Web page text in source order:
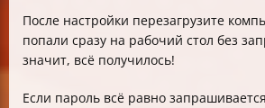
После настройки перезагрузите
попали сразу на рабочий стол без
значит, всё получилось!
Если пароль всё равно